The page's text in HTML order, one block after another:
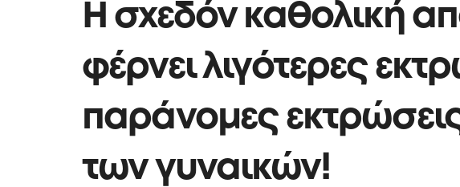
Η σχεδόν καθολική
φέρνει λιγότερες
παράνομες
των γυναικών!